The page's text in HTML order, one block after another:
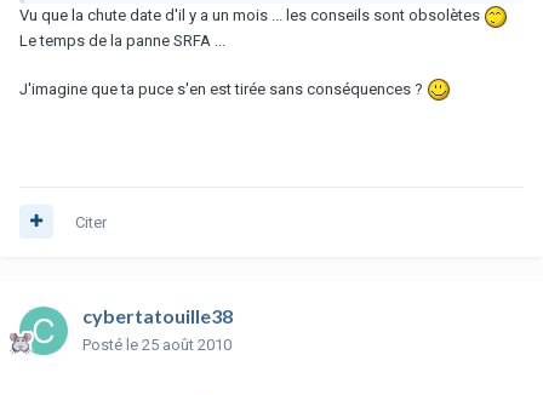
Vu que la chute date d'il y a un mois ... les conseils sont obsolètes
Le temps de la panne SRFA ...
J'imagine que ta puce s'en est tirée sans conséquences ?
Citer
cybertatouille38
Posté le 25 août 2010